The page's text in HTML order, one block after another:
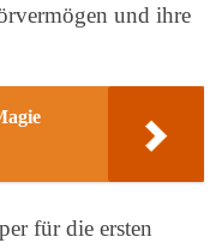
und ihre
für die ersten